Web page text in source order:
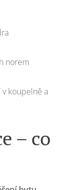
norem
koupelně a
– co